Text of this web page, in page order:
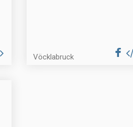
Vöcklabruck